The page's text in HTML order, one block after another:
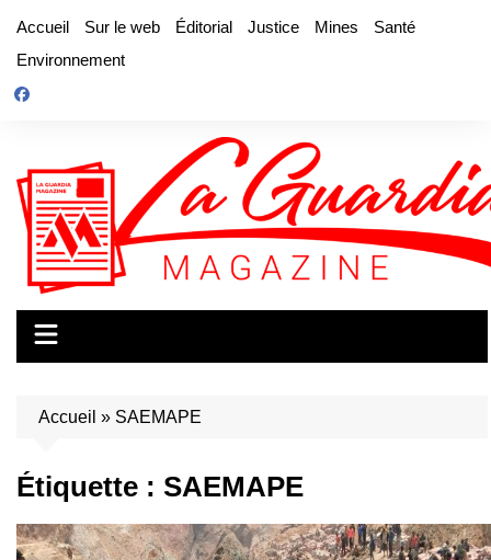
contenu
Accueil Sur le web Éditorial Justice Mines
Santé
Environnement
Accueil » SAEMAPE
Étiquette : SAEMAPE